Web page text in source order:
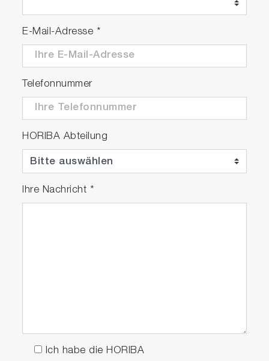
E-Mail-Adresse *
Telefonnummer
HORIBA Abteilung
Ihre Nachricht *
Ich habe die HORIBA